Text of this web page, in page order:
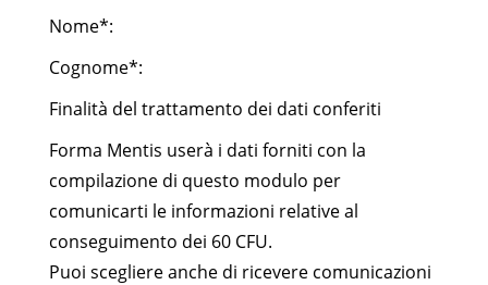
Nome*:
Cognome*:
Finalità del trattamento dei dati conferiti
Forma Mentis userà i dati forniti con la
compilazione di questo modulo per
comunicarti le informazioni relative al
conseguimento dei 60 CFU.
Puoi scegliere anche di ricevere comunicazioni